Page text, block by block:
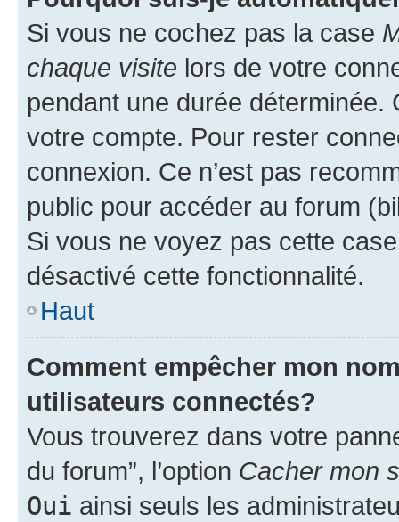
Si vous ne cochez pas la case
chaque visite lors de votre
pendant une durée déterminée.
votre compte. Pour rester
connexion. Ce n’est pas
public pour accéder au forum
Si vous ne voyez pas cette
désactivé cette fonctionnalité.
Haut
Comment empêcher mon
utilisateurs connectés?
Vous trouverez dans votre
du forum”, l’option Cacher mon
Oui ainsi seuls les